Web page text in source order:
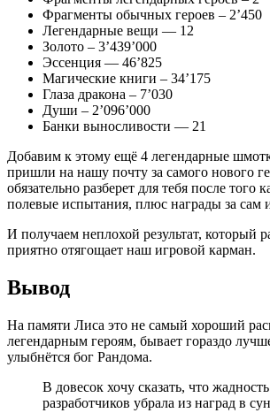
Фрагменты обычных героев – 2’450
Легендарные вещи — 12
Золото – 3’439’000
Эссенция — 46’825
Магические книги – 34’175
Глаза дракона – 7’030
Души – 2’096’000
Банки выносливости — 21
Добавим к этому ещё 4 легендарные
пришли на нашу почту за самого нового
обязательно разберет для тебя после того
полевые испытания, плюс награды за сам
И получаем неплохой результат, который
приятно отягощает наш игровой карман.
Вывод
На памяти Лиса это не самый хороший
легендарным героям, бывает гораздо
улыбнётся бог Рандома.
В довесок хочу сказать, что жадность
разработчиков убрала из наград в